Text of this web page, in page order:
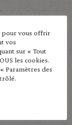
pour vous offrir
vos
sur « Tout
les cookies.
Paramètres des